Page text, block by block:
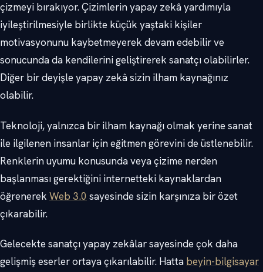
çizmeyi bırakıyor. Çizimlerin yapay zekâ yardımıyla
iyileştirilmesiyle birlikte küçük yaştaki kişiler
motivasyonunu kaybetmeyerek devam edebilir ve
sonucunda da kendilerini geliştirerek sanatçı olabilirler.
Diğer bir deyişle yapay zekâ sizin ilham kaynağınız
olabilir.
Teknoloji, yalnızca bir ilham kaynağı olmak yerine sanat
ile ilgilenen insanlar için eğitmen görevini de üstlenebilir.
Renklerin uyumu konusunda veya çizime nerden
başlanması gerektiğini internetteki kaynaklardan
öğrenerek Web 3.0 sayesinde sizin karşınıza bir özet
çıkarabilir.
Gelecekte sanatçı yapay zekâlar sayesinde çok daha
gelişmiş eserler ortaya çıkarılabilir. Hatta beyin-bilgisayar